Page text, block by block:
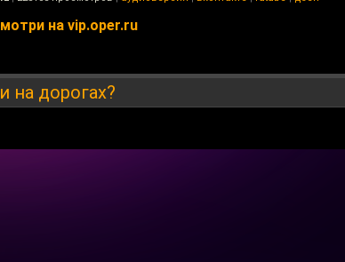
на vip.oper.ru
на дорогах?